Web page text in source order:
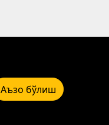
Аъзо бўлиш